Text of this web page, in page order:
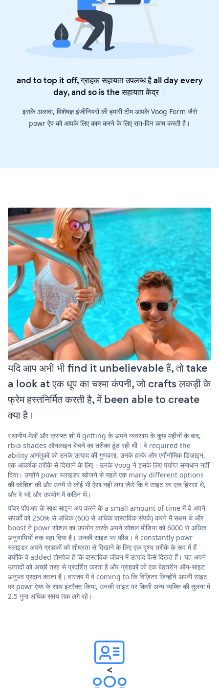
and to top it off, ग्राहक सहायता उपलब्ध है all day every
day, and so is theसहायता केंद्र।
इसके अलावा, विशेषज्ञ इंजीनियरों की हमारी टीम आपके Voog Form जैसे
powr ऐप को आपके लिए काम करने के लिए रात-दिन काम करती है।
यदि आप अभी भी find it unbelievable हैं, तो take
a look at एक धूप का चश्मा कंपनी, जो crafts लकड़ी के
फ्रेम हस्तनिर्मित करती है, में been able to create
क्या है।
स्थानीय मेलों और क्राफ्ट शो में getting के अपने व्यवसाय के कुछ महीनों के बाद,
rbia shades ऑनलाइन बेचने का तरीका ढूंढ रही थी। वे required the
ability आगंतुकों को उनके उत्पाद की गुणवत्ता, उनके हल्के और एर्गोनोमिक डिज़ाइन,
एक आकर्षक तरीके से दिखाने के लिए। उनके Voog ने इसके लिए पर्याप्त समाधान नहीं
दिया। उन्होंने powr स्लाइडर खोजने से पहले एक many different options
की कोशिश की और उनमें से कोई भी ऐसा नहीं लगा जैसे कि वे साइट का एक हिस्सा थे,
और वे भद्दे और उपयोग में कठिन थे।
पॉवर पॉपअप के साथ साइन अप करने के a small amount of time में वे अपने
संपर्कों को 250% से अधिक (600 से अधिक वास्तविक संपर्क) करने में सक्षम थे और
boost ने powr सोशल का उपयोग करके अपने सोशल मीडिया को 6000 से अधिक
अनुयायियों तक बढ़ा दिया है। उनकी साइट पर फ़ीड। वे constantly powr
स्लाइडर अपने ग्राहकों को शीघ्रता से दिखाने के लिए एक दृश्य तरीके के रूप में हैं
क्योंकि वे added होमपेज हैं कि वास्तविक जीवन में उत्पाद कैसे दिखते हैं। यह अपने
उत्पादों को अच्छी तरह से प्रदर्शित करता है और ग्राहकों को एक बेहतरीन ऑन-साइट
अनुभव प्रदान करता है। वास्तव में वे coming to कि विज़िटर जिन्होंने अपनी साइट
पर powr ऐप्स के साथ इंटरैक्ट किया, उनकी साइट पर किसी अन्य व्यक्ति की तुलना में
2.5 गुना अधिक समय तक लगे रहे।
<